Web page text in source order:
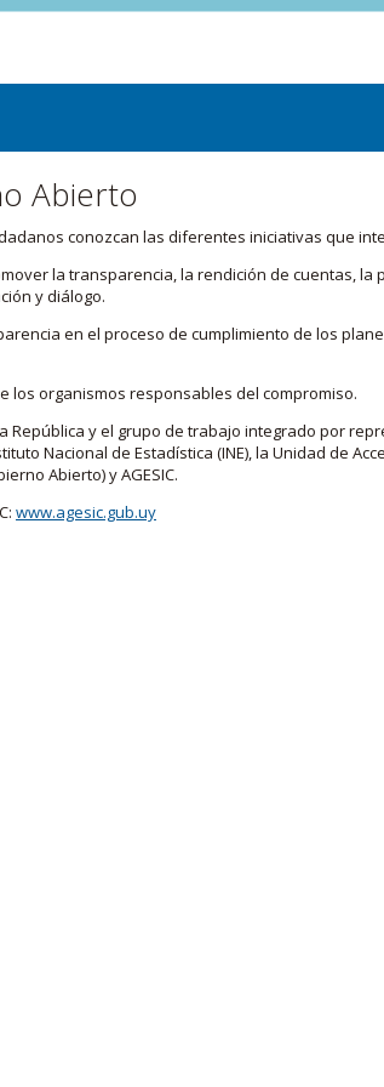
Abierto
conozcan las diferentes iniciativas que
la transparencia, la rendición de cuentas,
y diálogo.
en el proceso de cumplimiento de los
los organismos responsables del compromiso.
y el grupo de trabajo integrado por
Nacional de Estadística (INE), la Unidad de
Abierto) y AGESIC.
www.agesic.gub.uy